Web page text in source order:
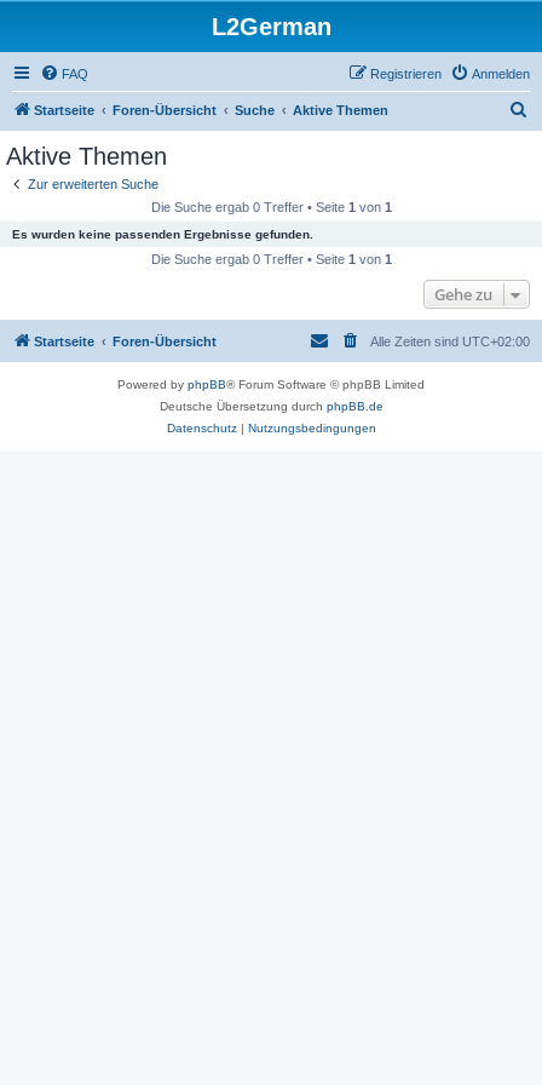
L2German
FAQ Anmelden
Registrieren
Startseite Foren-Übersicht Suche Aktive Themen
Aktive Themen
Zur erweiterten Suche
Die Suche ergab 0 Treffer • Seite 1 von 1
Es wurden keine passenden Ergebnisse gefunden.
Die Suche ergab 0 Treffer • Seite 1 von 1
Gehe zu
Startseite Foren-Übersicht Alle Zeiten sind UTC+02:00
Powered by phpBB® Forum Software © phpBB Limited
Deutsche Übersetzung durch phpBB.de
Datenschutz| Nutzungsbedingungen